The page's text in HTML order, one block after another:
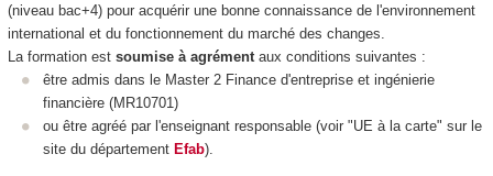
(niveau bac+4) pour acquérir une bonne connaissance de l'environnement
international et du fonctionnement du marché des changes.
La formation est soumise à agrémentaux conditions suivantes :
être admis dans le Master 2 Finance d'entreprise et ingénierie
financière (MR10701)
ou être agréé par l'enseignant responsable (voir "UE à la carte" sur le
site du département Efab).